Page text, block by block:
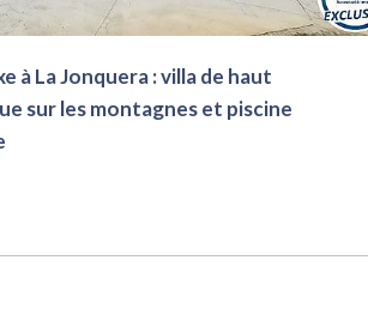
à La Jonquera : villa de haut
sur les montagnes et piscine